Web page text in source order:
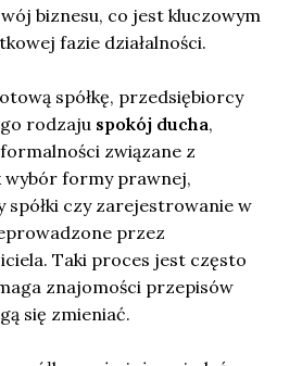
biznesu, co jest kluczowym
fazie działalności.
spółkę, przedsiębiorcy
rodzaju spokój ducha,
związane z
wybór formy prawnej,
spółki czy zarejestrowanie w
przez
Taki proces jest często
znajomości przepisów
się zmieniać.